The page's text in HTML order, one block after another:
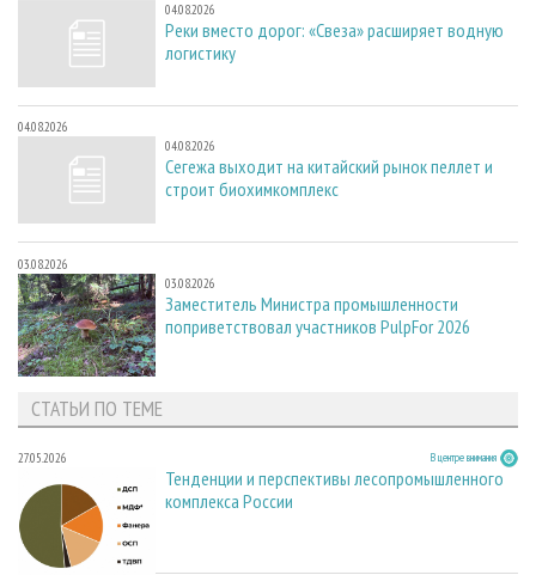
04.08.2026
Реки вместо дорог: «Свеза» расширяет водную
логистику
04.08.2026
04.08.2026
Сегежа выходит на китайский рынок пеллет и
строит биохимкомплекс
03.08.2026
03.08.2026
Заместитель Министра промышленности
поприветствовал участников PulpFor 2026
СТАТЬИ ПО ТЕМЕ
27.05.2026 В центре внимания
Тенденции и перспективы лесопромышленного
комплекса России